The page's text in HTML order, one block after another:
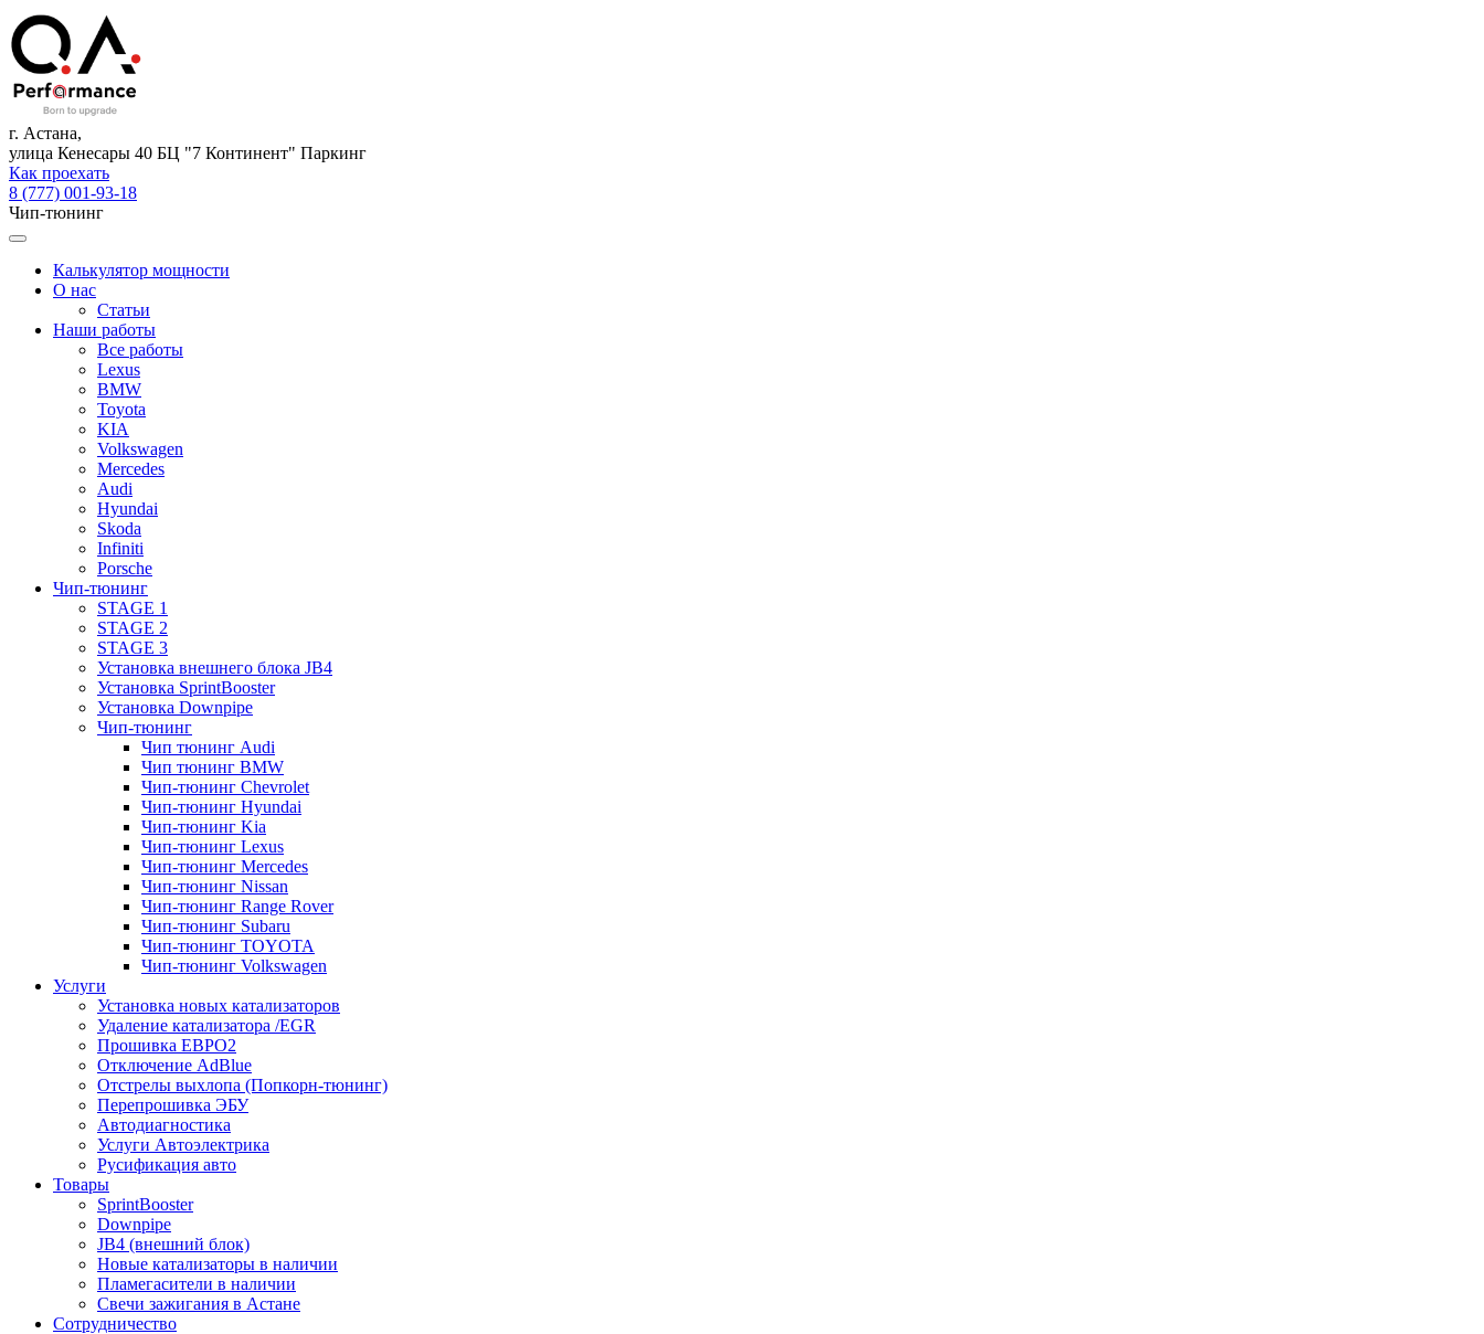
г. Астана,
улица Кенесары 40 БЦ "7 Континент" Паркинг
Как проехать
8 (777) 001-93-18
Чип-тюнинг
Калькулятор мощности
О нас
Статьи
Наши работы
Все работы
Lexus
BMW
Toyota
KIA
Volkswagen
Mercedes
Audi
Hyundai
Skoda
Infiniti
Porsche
Чип-тюнинг
STAGE 1
STAGE 2
STAGE 3
Установка внешнего блока JB4
Установка SprintBooster
Установка Downpipe
Чип-тюнинг
Чип тюнинг Audi
Чип тюнинг BMW
Чип-тюнинг Chevrolet
Чип-тюнинг Hyundai
Чип-тюнинг Kia
Чип-тюнинг Lexus
Чип-тюнинг Mercedes
Чип-тюнинг Nissan
Чип-тюнинг Range Rover
Чип-тюнинг Subaru
Чип-тюнинг TOYOTA
Чип-тюнинг Volkswagen
Услуги
Установка новых катализаторов
Удаление катализатора /EGR
Прошивка ЕВРО2
Отключение AdBlue
Отстрелы выхлопа (Попкорн-тюнинг)
Перепрошивка ЭБУ
Автодиагностика
Услуги Автоэлектрика
Русификация авто
Товары
SprintBooster
Downpipe
JB4 (внешний блок)
Новые катализаторы в наличии
Пламегасители в наличии
Свечи зажигания в Астане
Сотрудничество